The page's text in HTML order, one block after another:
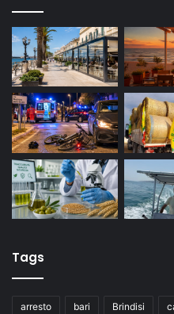
Tags
arresto bari Brindisi